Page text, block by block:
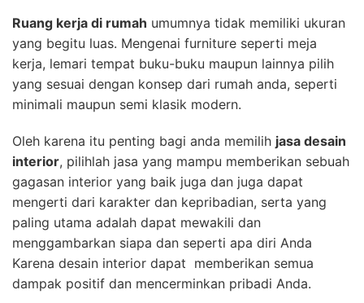
Ruang kerja di rumah umumnya tidak memiliki ukuran
yang begitu luas. Mengenai furniture seperti meja
kerja, lemari tempat buku-buku maupun lainnya pilih
yang sesuai dengan konsep dari rumah anda, seperti
minimali maupun semi klasik modern.
Oleh karena itu penting bagi anda memilih jasa desain
interior, pilihlah jasa yang mampu memberikan sebuah
gagasan interior yang baik juga dan juga dapat
mengerti dari karakter dan kepribadian, serta yang
paling utama adalah dapat mewakili dan
menggambarkan siapa dan seperti apa diri Anda
Karena desain interior dapat memberikan semua
dampak positif dan mencerminkan pribadi Anda.